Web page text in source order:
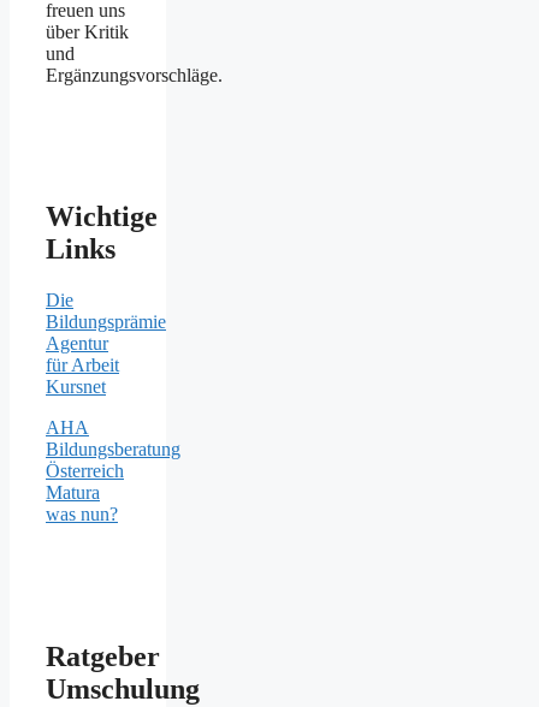
freuen uns
über Kritik
und
Ergänzungsvorschläge.
Wichtige
Links
Die
Bildungsprämie
Agentur
für Arbeit
Kursnet
AHA
Bildungsberatung
Österreich
Matura
was nun?
Ratgeber
Umschulung